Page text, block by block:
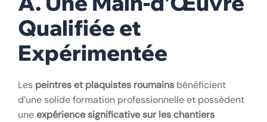
Qualifiée et
Expérimentée
Les peintres et plaquistes roumains bénéficient
d’une solide formation professionnelle et possèdent
uneexpérience significative sur les chantiers